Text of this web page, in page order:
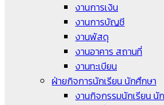
งานการเงิน
งานการบัญชี
งานพัสดุ
งานอาคาร สถานที่
งานทะเบียน
ฝ่ายกิจการนักเรียน นักศึกษา
งานกิจกรรมนักเรียน นั